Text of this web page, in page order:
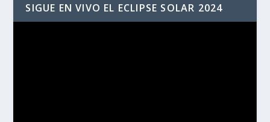
SIGUE EN VIVO EL ECLIPSE SOLAR 2024